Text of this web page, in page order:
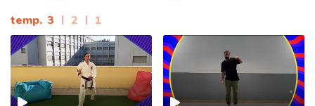
temp. 3 | 2 | 1